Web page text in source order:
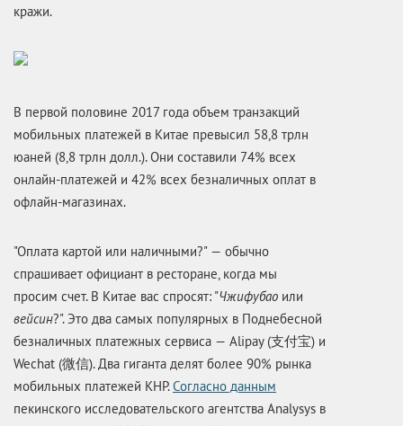
кражи.
В первой половине 2017 года объем транзакций
мобильных платежей в Китае превысил 58,8 трлн
юаней (8,8 трлн долл.). Они составили 74% всех
онлайн-платежей и 42% всех безналичных оплат в
офлайн-магазинах.
"Оплата картой или наличными?" — обычно
спрашивает официант в ресторане, когда мы
просим счет. В Китае вас спросят: "Чжифубао или
вейсин?". Это два самых популярных в Поднебесной
безналичных платежных сервиса — Alipay (支付宝) и
Wechat (微信). Два гиганта делят более 90% рынка
мобильных платежей КНР.Согласно данным
пекинского исследовательского агентства Analysys в